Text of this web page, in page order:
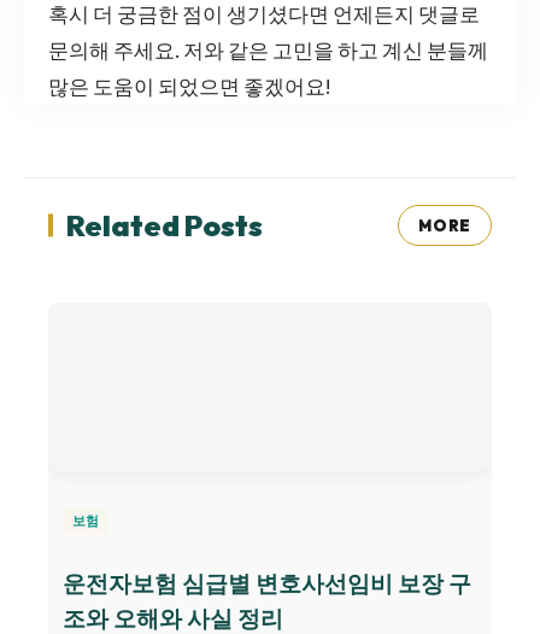
혹시 더 궁금한 점이 생기셨다면 언제든지 댓글로
문의해 주세요. 저와 같은 고민을 하고 계신 분들께
많은 도움이 되었으면 좋겠어요!
Related Posts MORE
보험
운전자보험 심급별 변호사선임비 보장 구
조와 오해와 사실 정리